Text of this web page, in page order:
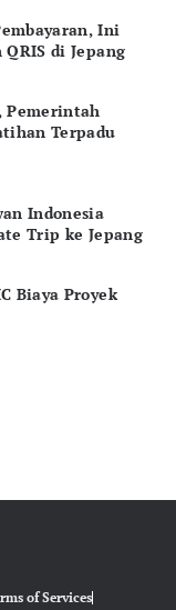
Ini
di Jepang
Pemerintah
Terpadu
Indonesia
Trip ke Jepang
Biaya Proyek
of Services